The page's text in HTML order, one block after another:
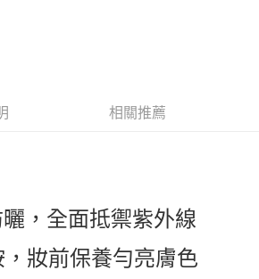
含以上)免運費
含以上)免運費
相關推薦
，全面抵禦紫外線
妝前保養勻亮膚色